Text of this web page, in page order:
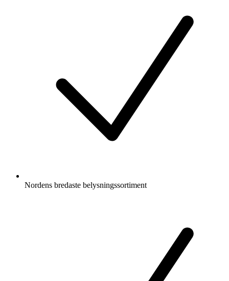
Nordens bredaste belysningssortiment